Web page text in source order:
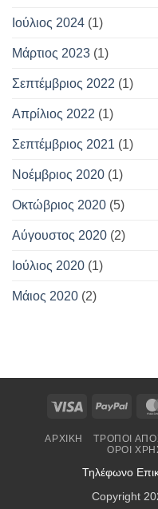
Ιούλιος 2024 (1)
Μάρτιος 2023 (1)
Σεπτέμβριος 2022 (1)
Απρίλιος 2022 (1)
Σεπτέμβριος 2021 (1)
Νοέμβριος 2020 (1)
Οκτώβριος 2020 (5)
Αύγουστος 2020 (2)
Ιούλιος 2020 (1)
Μάιος 2020 (2)
Visa PayPal
ΑΡΧΙΚΉ ΤΡΌΠΟΙ
ΌΡΟΙ
Τηλέφωνο
Copyright